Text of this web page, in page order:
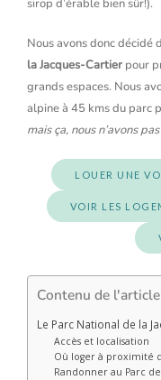
sirop d’érable bien sûr!).
Nous avons donc décidé
la Jacques-Cartier pour
grands espaces. Nous
alpine à 45 kms du parc
mais ça, nous n’avons
LOUER UNE
VOIR LES
Contenu de l'article
Le Parc National de la
Accès et localisation
Où loger à proximité
Randonner au Parc